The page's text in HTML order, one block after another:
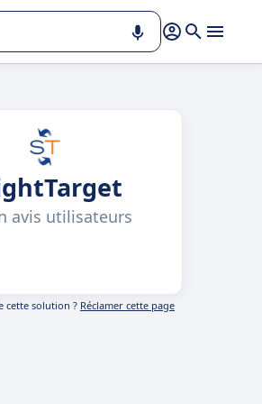
avis utilisateurs
cette solution ? Réclamer cette page